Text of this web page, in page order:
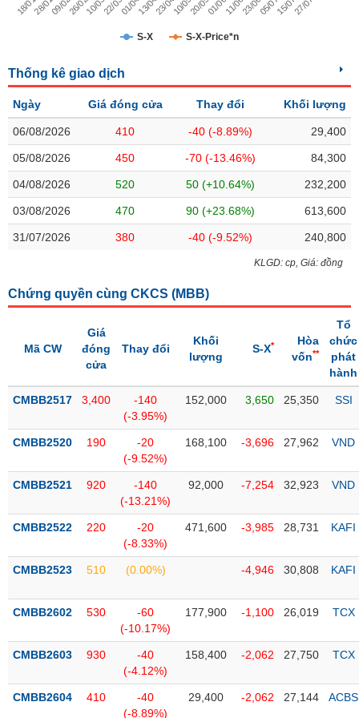
phiếu
Quy
mô
thị
trường
Niêm
yết
Niêm
yết
Niêm
yết
yết
dõi
biệt
được
ký
Danh
ETF
phiếu
tiết
S-X S-X-Price*n
Thống kê giao dịch
Ngày Giá đóng cửa Thay đổi Khối lượng
06/08/2026 410 -40 (-8.89%) 29,400
05/08/2026 450 -70 (-13.46%) 84,300
04/08/2026 520 50 (+10.64%) 232,200
03/08/2026 470 90 (+23.68%) 613,600
31/07/2026 380 -40 (-9.52%) 240,800
KLGD: cp, Giá: đồng
Chứng quyền cùng CKCS (MBB)
Mã CW
Giá
đóng
cửa
Thay đổi
Khối
lượng
S-X*
Hòa
vốn**
Tổ
chức
phát
hành
CMBB2517 3,400
-140
(-3.95%)
152,000 3,650 25,350 SSI
CMBB2520 190
-20
(-9.52%)
168,100 -3,696 27,962 VND
CMBB2521 920
-140
(-13.21%)
92,000 -7,254 32,923 VND
CMBB2522 220
-20
(-8.33%)
471,600 -3,985 28,731 KAFI
CMBB2523 510 (0.00%) -4,946 30,808 KAFI
CMBB2602 530
-60
(-10.17%)
177,900 -1,100 26,019 TCX
CMBB2603 930
-40
(-4.12%)
158,400 -2,062 27,750 TCX
CMBB2604 410
-40
(-8.89%)
29,400 -2,062 27,144 ACBS
DOANH
CỔ
PHIẾU
SINH
TRÁI
CÔNG
CỤ
TƯ
DỮ
LIỆU
MỚI
Ngành
(-)